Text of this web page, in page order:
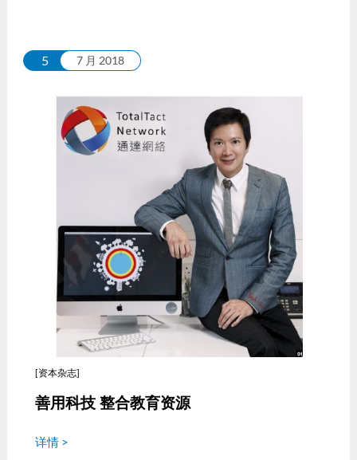
5 7 月 2018
[资本杂志]
善用科技 整合教育资源
详情 >